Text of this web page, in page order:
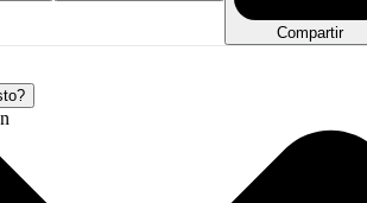
Compartir